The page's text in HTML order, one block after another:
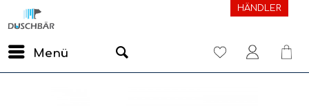
Menü
HÄNDLER